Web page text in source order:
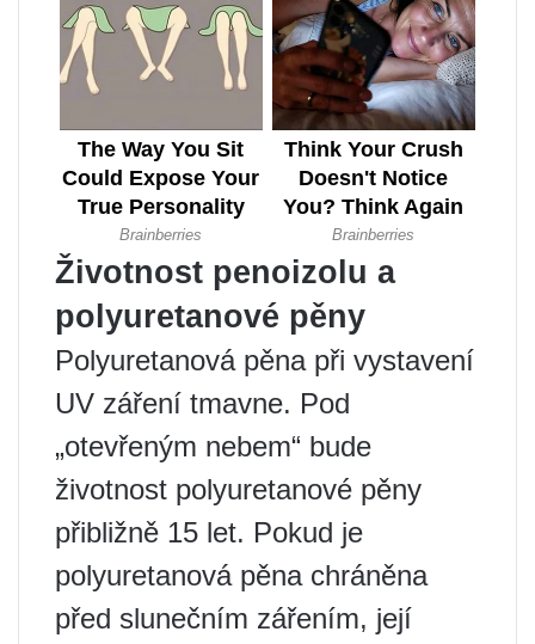
Životnost penoizolu a
polyuretanové pěny
Polyuretanová pěna při vystavení
UV záření tmavne. Pod
„otevřeným nebem“ bude
životnost polyuretanové pěny
přibližně 15 let. Pokud je
polyuretanová pěna chráněna
před slunečním zářením, její